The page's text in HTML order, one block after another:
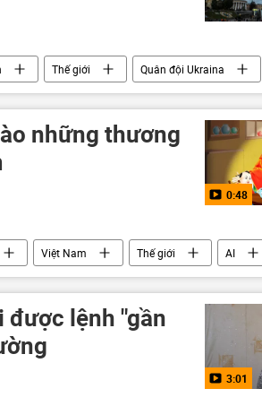
Thế giới
Quân đội Ukraina
những thương
0:48
Việt Nam Thế giới
AI
được lệnh "gần
3:01